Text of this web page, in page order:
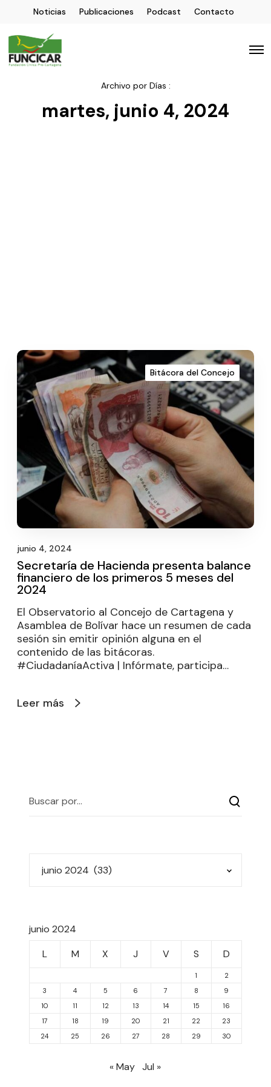
Noticias Publicaciones Podcast Contacto
Archivo por Días :
martes, junio 4, 2024
Bitácora del Concejo
junio 4, 2024
Secretaría de Hacienda presenta balance
financiero de los primeros 5 meses del
2024
El Observatorio al Concejo de Cartagena y
Asamblea de Bolívar hace un resumen de cada
sesión sin emitir opinión alguna en el
contenido de las bitácoras.
#CiudadaníaActiva | Infórmate, participa…
Leer más
junio 2024
L
M X J V S D
1
2
3
4 5 6 7 8
9
10
11 12 13 14 15
16
17
18 19 20 21 22
23
24
25 26 27 28 29 30
« May Jul »